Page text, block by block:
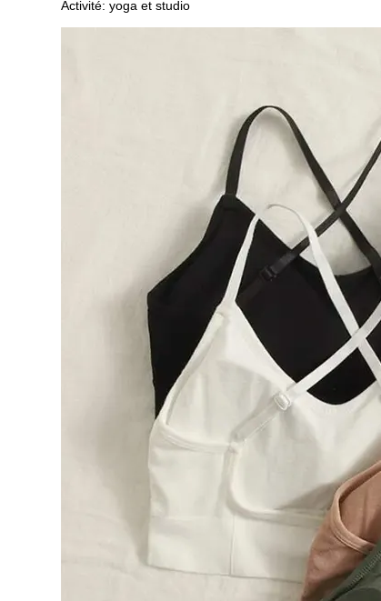
Activité: yoga et studio